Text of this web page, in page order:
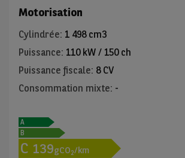
Motorisation
Cylindrée: 1 498 cm3
Puissance: 110 kW / 150 ch
Puissance fiscale: 8 CV
Consommation mixte: -
A
B
C 139gCO2/km